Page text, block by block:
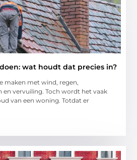
wat houdt dat precies in?
maken met wind, regen,
vervuiling. Toch wordt het vaak
van een woning. Totdat er